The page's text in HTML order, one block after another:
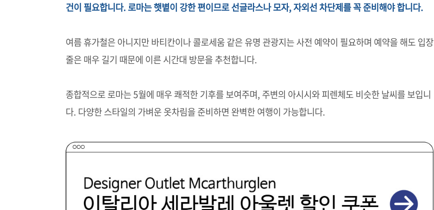
건이 필요합니다. 로마는 햇볕이 강한 편이므로 선글라스나 모자, 자외선 차단제를 꼭 준비해야 합니다.
여름 휴가철은 아니지만 바티칸이나 콜로세움 같은 유명 관광지는 사전 예약이 필요하며 예약을 해도 입장
줄은 매우 길기 때문에 이른 시간대 방문을 추천합니다.
종합적으로 로마는 5월에 매우 쾌적한 기후를 보여주며, 주변의 아시시와 피렌체도 비슷한 날씨를 보입니
다. 다양한 스타일의 가벼운 옷차림을 준비하면 완벽한 여행이 가능합니다.